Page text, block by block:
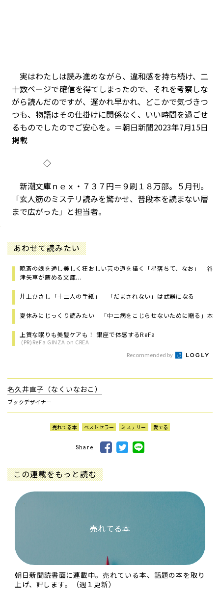
実はわたしは読み進めながら、違和感を持ち続け、二
十数ページで確信を得てしまったので、それを考察しな
がら読んだのですが、遅かれ早かれ、どこかで気づきつ
つも、物語はその仕掛けに関係なく、いい時間を過ごせ
るものでしたのでご安心を。＝朝日新聞2023年7月15日
掲載
◇
新潮文庫ｎｅｘ・７３７円＝９刷１８万部。５月刊。
「玄人筋のミステリ読みを驚かせ、普段本を読まない層
まで広がった」と担当者。
あわせて読みたい
暁斎の娘を通し美しく狂おしい芸の道を描く「星落ちて、なお」 谷
津矢車が薦める文庫...
井上ひさし「十二人の手紙」 「だまされない」は武器になる
夏休みにじっくり読みたい 「中二病をこじらせないために贈る」本
上質な眠りも美髪ケアも！ 銀座で体感するReFa
(PR)ReFa GINZA on CREA
Recommended by
名久井直子（なくいなおこ）
ブックデザイナー
売れてる本 ベストセラー ミステリー 愛でる
Share
この連載をもっと読む
売れてる本
朝日新聞読書面に連載中。売れている本、話題の本を取り
上げ、評します。（週１更新）